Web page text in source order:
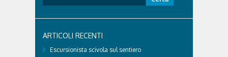
per:
ARTICOLI RECENTI
Escursionista scivola sul sentiero